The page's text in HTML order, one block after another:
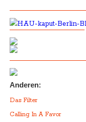
Anderen:
Das Filter
Calling In A Favor